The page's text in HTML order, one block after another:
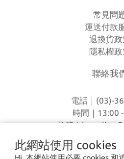
此網站使用 cookies
常見問
運送付款
退換貨政
隱私權政
聯絡我
電話｜(03)-
時間｜13:00
信箱｜
地址｜桃園市八德區